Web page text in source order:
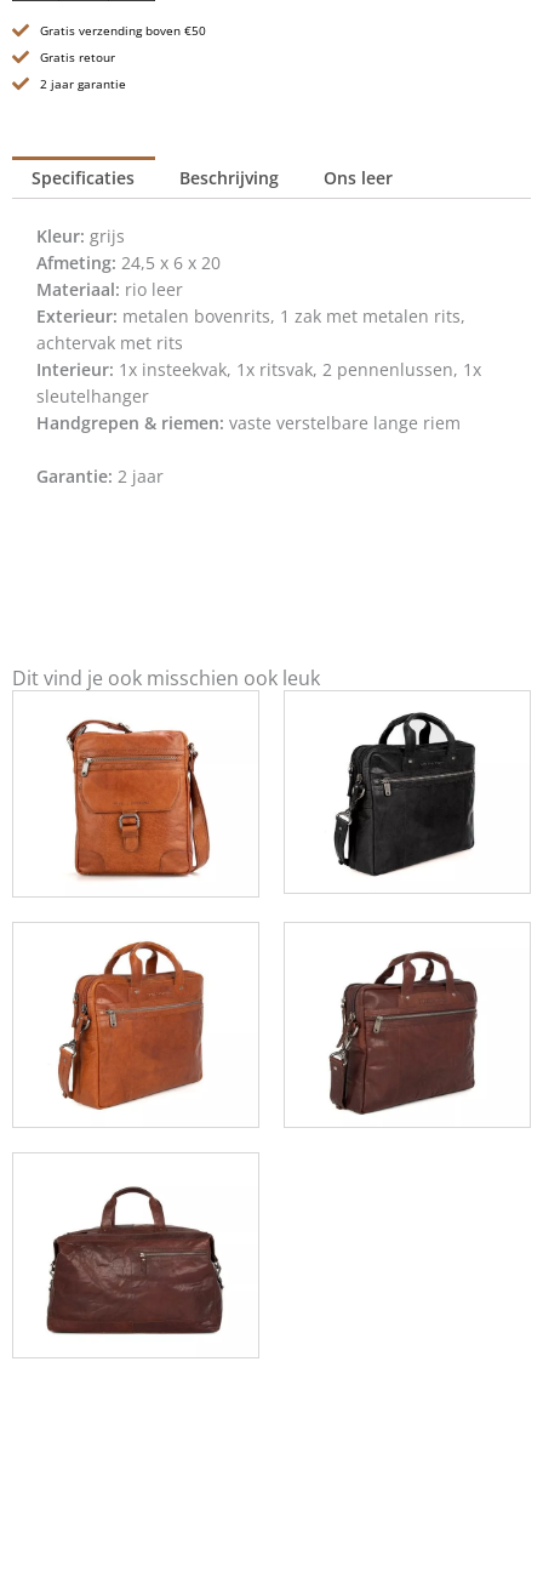
-
Marijn
-
Gratis verzending boven €50
Gratis retour
2 jaar garantie
Specificaties Beschrijving Ons leer
Kleur: grijs
Afmeting: 24,5 x 6 x 20
Materiaal: rio leer
Exterieur: metalen bovenrits, 1 zak met metalen rits,
achtervak met rits
Interieur: 1x insteekvak, 1x ritsvak, 2 pennenlussen, 1x
sleutelhanger
Handgrepen & riemen: vaste verstelbare lange riem
Garantie: 2 jaar
Dit vind je ook misschien ook leuk